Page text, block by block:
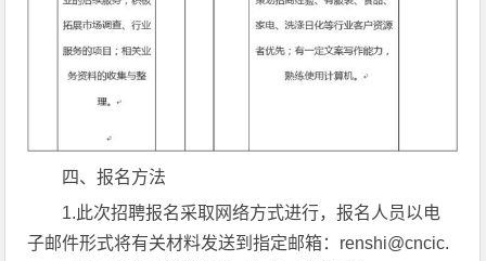
四、报名方法
1.此次招聘报名采取网络方式进行，报名人员以电
子邮件形式将有关材料发送到指定邮箱：renshi@cncic.